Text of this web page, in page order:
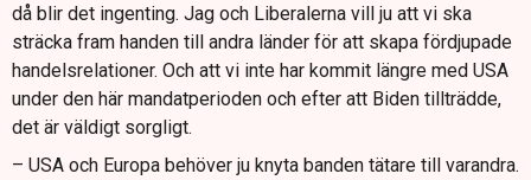
då blir det ingenting. Jag och Liberalerna vill ju att vi ska
sträcka fram handen till andra länder för att skapa fördjupade
handelsrelationer. Och att vi inte har kommit längre med USA
under den här mandatperioden och efter att Biden tillträdde,
det är väldigt sorgligt.
– USA och Europa behöver ju knyta banden tätare till varandra.